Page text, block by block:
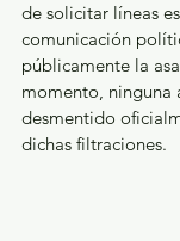
de solicitar líneas
comunicación
públicamente la
momento, ninguna
desmentido
dichas filtraciones.